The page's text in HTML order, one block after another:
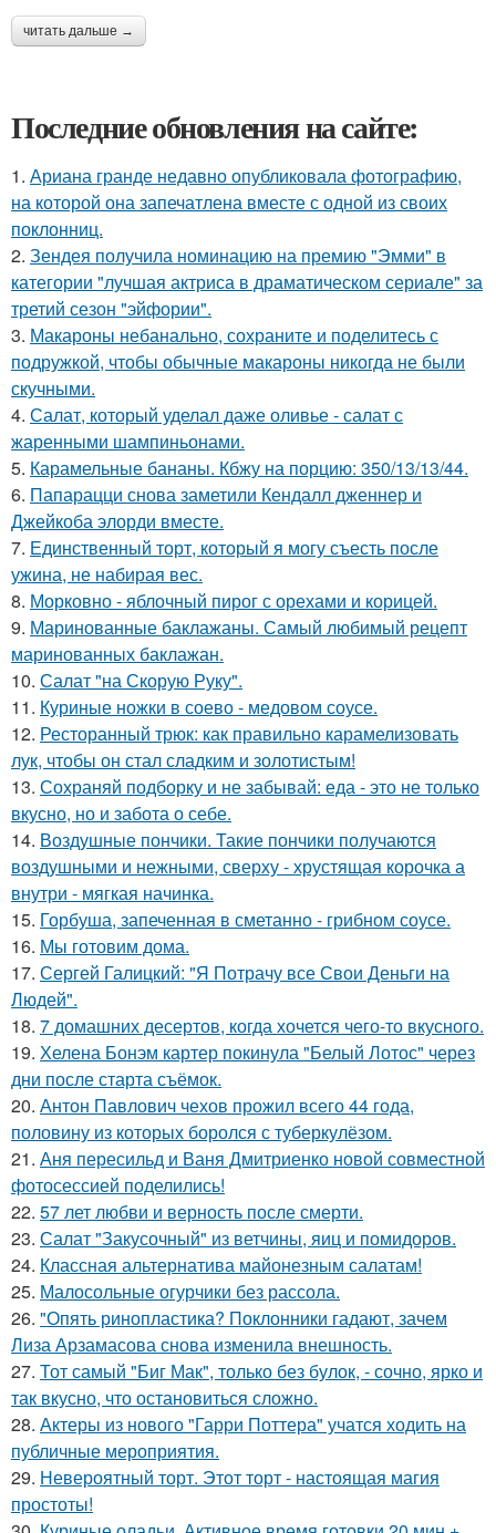
читать дальше →
Последние обновления на сайте:
1. Ариана гранде недавно опубликовала фотографию,
на которой она запечатлена вместе с одной из своих
поклонниц.
2. Зендея получила номинацию на премию "Эмми" в
категории "лучшая актриса в драматическом сериале" за
третий сезон "эйфории".
3. Макароны небанально, сохраните и поделитесь с
подружкой, чтобы обычные макароны никогда не были
скучными.
4. Салат, который уделал даже оливье - салат с
жаренными шампиньонами.
5. Карамельные бананы. Кбжу на порцию: 350/13/13/44.
6. Папарацци снова заметили Кендалл дженнер и
Джейкоба элорди вместе.
7. Единственный торт, который я могу съесть после
ужина, не набирая вес.
8. Морковно - яблочный пирог с орехами и корицей.
9. Маринованные баклажаны. Самый любимый рецепт
маринованных баклажан.
10. Салат "на Скорую Руку".
11. Куриные ножки в соево - медовом соусе.
12. Ресторанный трюк: как правильно карамелизовать
лук, чтобы он стал сладким и золотистым!
13. Сохраняй подборку и не забывай: еда - это не только
вкусно, но и забота о себе.
14. Воздушные пончики. Такие пончики получаются
воздушными и нежными, сверху - хрустящая корочка а
внутри - мягкая начинка.
15. Горбуша, запеченная в сметанно - грибном соусе.
16. Мы готовим дома.
17. Сергей Галицкий: "Я Потрачу все Свои Деньги на
Людей".
18. 7 домашних десертов, когда хочется чего-то вкусного.
19. Хелена Бонэм картер покинула "Белый Лотос" через
дни после старта съёмок.
20. Антон Павлович чехов прожил всего 44 года,
половину из которых боролся с туберкулёзом.
21. Аня пересильд и Ваня Дмитриенко новой совместной
фотосессией поделились!
22. 57 лет любви и верность после смерти.
23. Салат "Закусочный" из ветчины, яиц и помидоров.
24. Классная альтернатива майонезным салатам!
25. Малосольные огурчики без рассола.
26. "Опять ринопластика? Поклонники гадают, зачем
Лиза Арзамасова снова изменила внешность.
27. Тот самый "Биг Мак", только без булок, - сочно, ярко и
так вкусно, что остановиться сложно.
28. Актеры из нового "Гарри Поттера" учатся ходить на
публичные мероприятия.
29. Невероятный торт. Этот торт - настоящая магия
простоты!